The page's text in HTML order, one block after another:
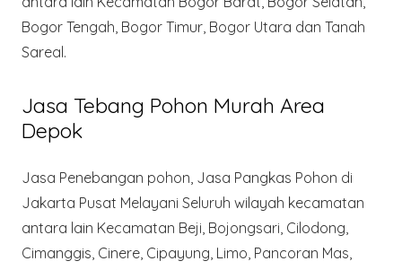
Bogor Tengah, Bogor Timur, Bogor Utara dan Tanah
Sareal.
Jasa Tebang Pohon Murah Area
Depok
Jasa Penebangan pohon, Jasa Pangkas Pohon di
Jakarta Pusat Melayani Seluruh wilayah kecamatan
antara lain Kecamatan Beji, Bojongsari, Cilodong,
Cimanggis, Cinere, Cipayung, Limo, Pancoran Mas,